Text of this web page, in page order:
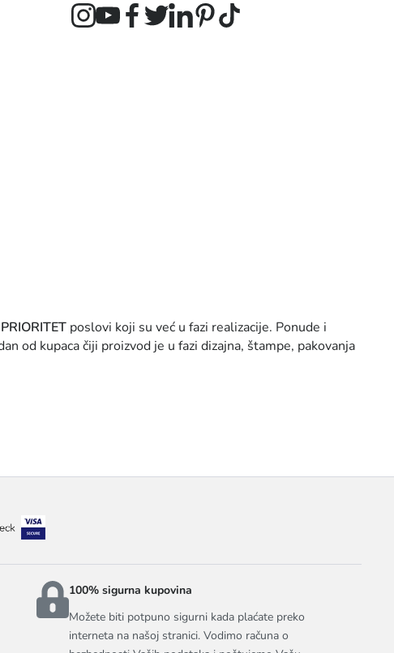
poslovi koji su već u fazi realizacije. Ponude i
od kupaca čiji proizvod je u fazi dizajna, štampe, pakovanja
100% sigurna kupovina
Možete biti potpuno sigurni kada plaćate preko
interneta na našoj stranici. Vodimo računa o